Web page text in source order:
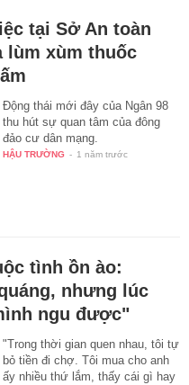
tại Sở An toàn
lùm xùm thuốc
Động thái mới đây của Ngân 98
thu hút sự quan tâm của đông
đảo cư dân mạng.
HẬU TRƯỜNG - 1 năm trước
tình ồn ào:
nhưng lúc
ngu được"
"Trong thời gian quen nhau, tôi tự
bỏ tiền đi chợ. Tôi mua cho anh
ấy nhiều thứ lắm, thấy cái gì hay